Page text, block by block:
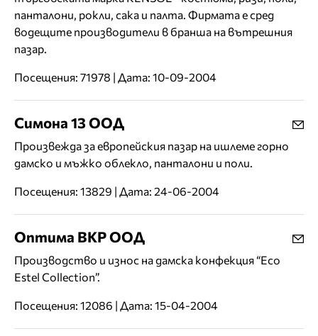
панталони, рокли, сака и палта. Фирмата е сред
водещите производители в бранша на вътрешния
пазар.
Посещения: 71978 | Дата: 10-09-2004
Симона 13 ООД
Произвежда за европейския пазар на ишлеме горно
дамско и мъжко облекло, панталони и поли.
Посещения: 13829 | Дата: 24-06-2004
Оптима ВКР ООД
Производство и износ на дамска конфекция “Eco
Estel Collection”.
Посещения: 12086 | Дата: 15-04-2004